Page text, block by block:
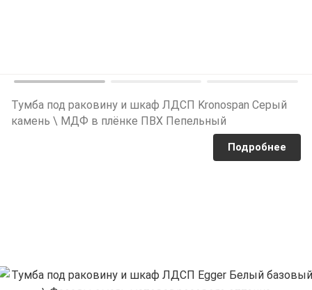
Тумба под раковину и шкаф ЛДСП Kronospan Серый
камень \ МДФ в плёнке ПВХ Пепельный
Подробнее